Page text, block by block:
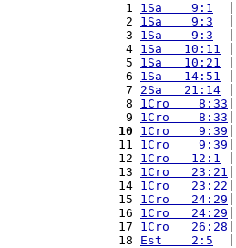
1 1Sa    9:1
2 1Sa    9:3
3 1Sa    9:3
4 1Sa   10:11
5 1Sa   10:21
6 1Sa   14:51 |
7 2Sa   21:14 |
8 1Cro    8:33
9 1Cro    8:33
10
1Cro    9:39
11 1Cro    9:39
12 1Cro   12:1
13 1Cro   23:21
14 1Cro   23:22
15 1Cro   24:29
16 1Cro   24:29
17 1Cro   26:28
18 Est    2:5